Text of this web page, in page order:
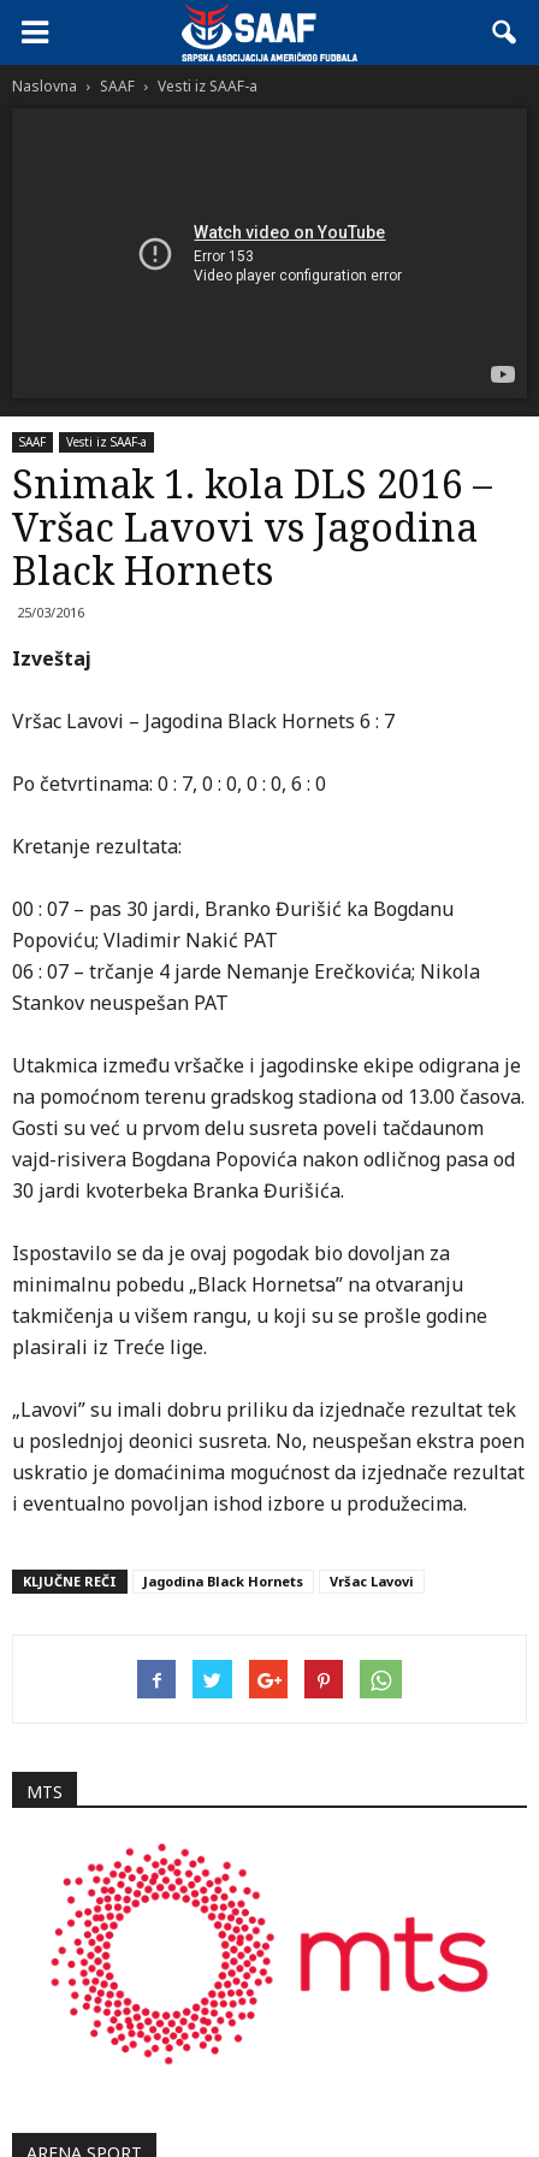
Naslovna SAAF Vesti iz SAAF-a
SAAF Vesti iz SAAF-a
Snimak 1. kola DLS 2016 –
Vršac Lavovi vs Jagodina
Black Hornets
25/03/2016
Izveštaj
Vršac Lavovi – Jagodina Black Hornets 6 : 7
Po četvrtinama: 0 : 7, 0 : 0, 0 : 0, 6 : 0
Kretanje rezultata:
00 : 07 – pas 30 jardi, Branko Đurišić ka Bogdanu
Popoviću; Vladimir Nakić PAT
06 : 07 – trčanje 4 jarde Nemanje Erečkovića; Nikola
Stankov neuspešan PAT
Utakmica između vršačke i jagodinske ekipe odigrana je
na pomoćnom terenu gradskog stadiona od 13.00 časova.
Gosti su već u prvom delu susreta poveli tačdaunom
vajd-risivera Bogdana Popovića nakon odličnog pasa od
30 jardi kvoterbeka Branka Đurišića.
Ispostavilo se da je ovaj pogodak bio dovoljan za
minimalnu pobedu „Black Hornetsa” na otvaranju
takmičenja u višem rangu, u koji su se prošle godine
plasirali iz Treće lige.
„Lavovi” su imali dobru priliku da izjednače rezultat tek
u poslednjoj deonici susreta. No, neuspešan ekstra poen
uskratio je domaćinima mogućnost da izjednače rezultat
i eventualno povoljan ishod izbore u produžecima.
KLJUČNE REČI Jagodina Black Hornets Vršac Lavovi
MTS